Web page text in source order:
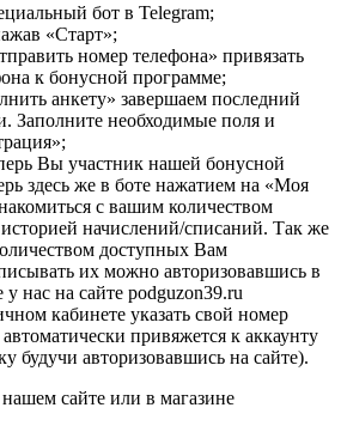
бот в Telegram;
«Старт»;
номер телефона» привязать
к бонусной программе;
анкету» завершаем последний
Заполните необходимые поля и
Вы участник нашей бонусной
здесь же в боте нажатием на «Моя
с вашим количеством
начислений/списаний. Так же
доступных Вам
их можно авторизовавшись в
нас на сайте podguzon39.ru
кабинете указать свой номер
привяжется к аккаунту
будучи авторизовавшись на сайте).
сайте или в магазине